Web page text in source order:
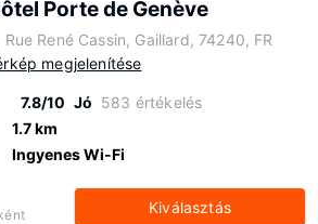
Porte de Genève
Rue René Cassin, Gaillard, 74240, FR
megjelenítése
7.8/10 Jó 583 értékelés
1.7 km
Ingyenes Wi-Fi
Kiválasztás